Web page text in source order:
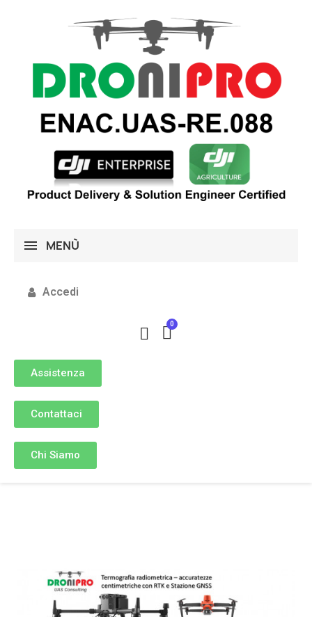
MENÙ
Accedi
Assistenza
Contattaci
Chi Siamo